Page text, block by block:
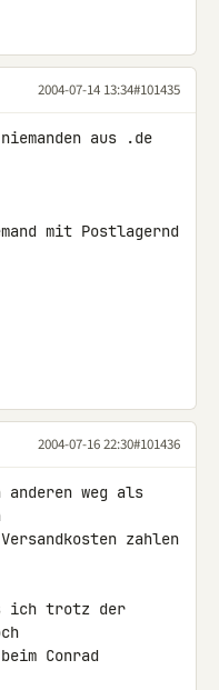
2004-07-14 13:34#101435
aus .de
mit Postlagernd
2004-07-16 22:30#101436
weg als
zahlen
ich trotz der
Conrad